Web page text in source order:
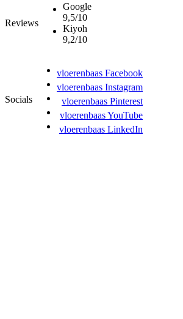
Reviews
Google
9,5/10
Kiyoh
9,2/10
Socials
vloerenbaas Facebook
vloerenbaas Instagram
vloerenbaas Pinterest
vloerenbaas YouTube
vloerenbaas LinkedIn